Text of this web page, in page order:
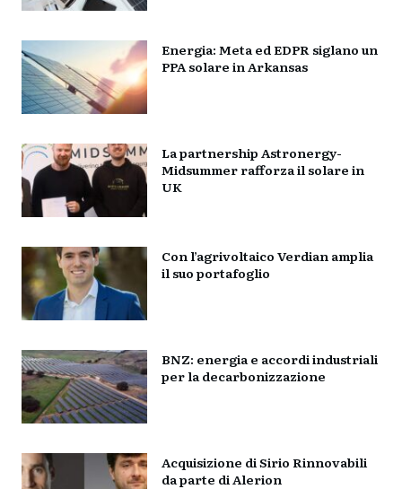
Energia: Meta ed EDPR siglano un
PPA solare in Arkansas
La partnership Astronergy-
Midsummer rafforza il solare in
UK
Con l’agrivoltaico Verdian amplia
il suo portafoglio
BNZ: energia e accordi industriali
per la decarbonizzazione
Acquisizione di Sirio Rinnovabili
da parte di Alerion